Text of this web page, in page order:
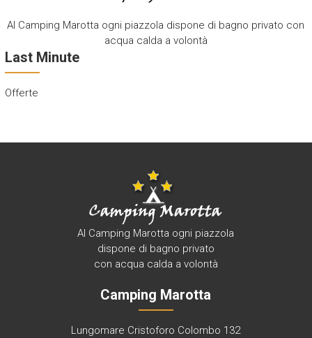
Al Camping Marotta ogni piazzola dispone di bagno privato con
acqua calda a volontà
Last Minute
Offerte
Al Camping Marotta ogni piazzola
dispone di bagno privato
con acqua calda a volontà
Camping Marotta
Lungomare Cristoforo Colombo 132